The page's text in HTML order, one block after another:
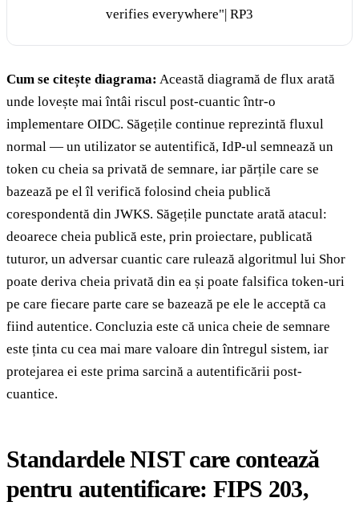
verifies everywhere"| RP3
Cum se citește diagrama: Această diagramă de flux arată
unde lovește mai întâi riscul post-cuantic într-o
implementare OIDC. Săgețile continue reprezintă fluxul
normal — un utilizator se autentifică, IdP-ul semnează un
token cu cheia sa privată de semnare, iar părțile care se
bazează pe el îl verifică folosind cheia publică
corespondentă din JWKS. Săgețile punctate arată atacul:
deoarece cheia publică este, prin proiectare, publicată
tuturor, un adversar cuantic care rulează algoritmul lui Shor
poate deriva cheia privată din ea și poate falsifica token-uri
pe care fiecare parte care se bazează pe ele le acceptă ca
fiind autentice. Concluzia este că unica cheie de semnare
este ținta cu cea mai mare valoare din întregul sistem, iar
protejarea ei este prima sarcină a autentificării post-
cuantice.
Standardele NIST care contează
pentru autentificare: FIPS 203,